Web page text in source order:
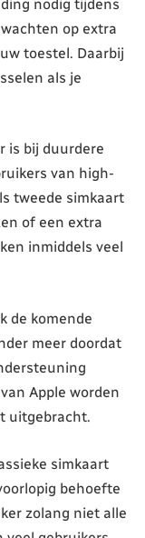
nodig tijdens
op extra
toestel. Daarbij
als je
is bij duurdere
van high-
tweede simkaart
of een extra
inmiddels veel
de komende
meer doordat
Apple worden
uitgebracht.
simkaart
behoefte
zolang niet alle